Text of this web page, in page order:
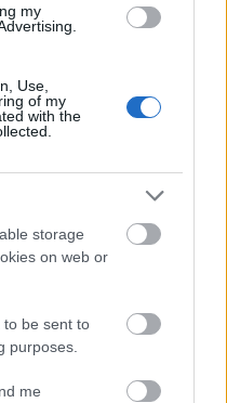
my
Use,
of my
with the
storage
on web or
to be sent to
purposes.
me
News
και μάθετε